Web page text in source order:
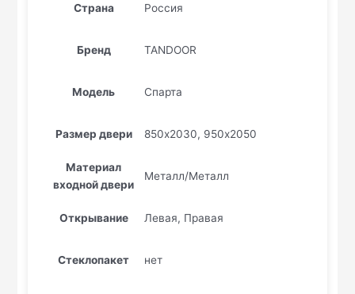
Страна Россия
Бренд TANDOOR
Модель Спарта
Размер двери 850х2030, 950х2050
Материал
входной двери
Металл/Металл
Открывание Левая, Правая
Стеклопакет нет